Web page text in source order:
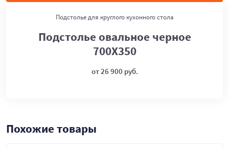
Подстолье для круглого кухонного стола
Подстолье овальное черное
700Х350
от 26 900 руб.
Похожие товары